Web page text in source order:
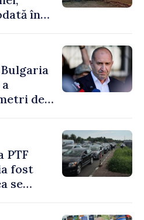
în
de
PTF
fost
se